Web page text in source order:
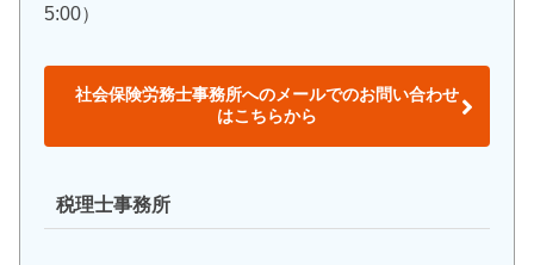
5:00）
社会保険労務士事務所へのメールでのお問い合わせ
はこちらから
税理士事務所